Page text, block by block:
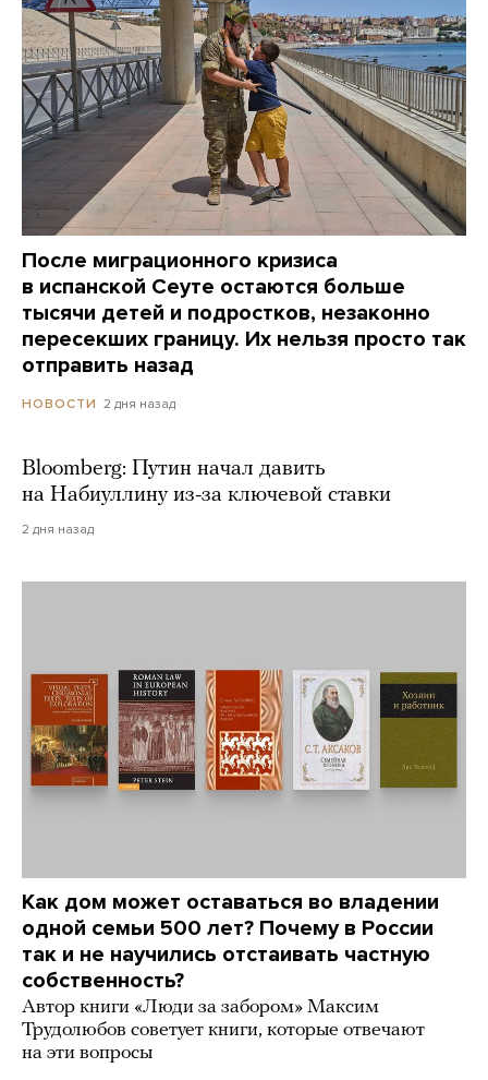
После миграционного кризиса
в испанской Сеуте остаются больше
тысячи детей и подростков, незаконно
пересекших границу. Их нельзя просто так
отправить назад
НОВОСТИ 2 дня назад
Bloomberg: Путин начал давить
на Набиуллину из-за ключевой ставки
2 дня назад
Как дом может оставаться во владении
одной семьи 500 лет? Почему в России
так и не научились отстаивать частную
собственность?
Автор книги «Люди за забором» Максим
Трудолюбов советует книги, которые отвечают
на эти вопросы